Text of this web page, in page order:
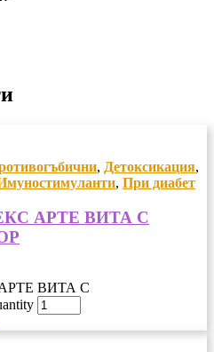
, Детоксикация,
, При диабет
АРТЕ ВИТА С
ВИТА С